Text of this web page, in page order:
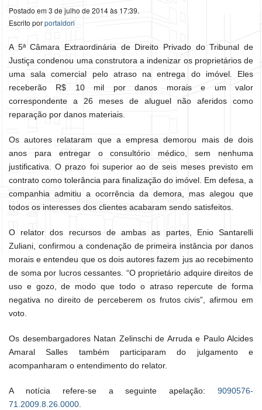
Postado em 3 de julho de 2014 às 17:39.
Escrito porportaldori
A 5ª Câmara Extraordinária de Direito Privado do Tribunal de
Justiça condenou uma construtora a indenizar os proprietários de
uma sala comercial pelo atraso na entrega do imóvel. Eles
receberão R$ 10 mil por danos morais e um valor
correspondente a 26 meses de aluguel não aferidos como
reparação por danos materiais.
Os autores relataram que a empresa demorou mais de dois
anos para entregar o consultório médico, sem nenhuma
justificativa. O prazo foi superior ao de seis meses previsto em
contrato como tolerância para finalização do imóvel. Em defesa, a
companhia admitiu a ocorrência da demora, mas alegou que
todos os interesses dos clientes acabaram sendo satisfeitos.
O relator dos recursos de ambas as partes, Enio Santarelli
Zuliani, confirmou a condenação de primeira instância por danos
morais e entendeu que os dois autores fazem jus ao recebimento
de soma por lucros cessantes. “O proprietário adquire direitos de
uso e gozo, de modo que todo o atraso repercute de forma
negativa no direito de perceberem os frutos civis”, afirmou em
voto.
Os desembargadores Natan Zelinschi de Arruda e Paulo Alcides
Amaral Salles também participaram do julgamento e
acompanharam o entendimento do relator.
A notícia refere-se a seguinte apelação: 9090576-
71.2009.8.26.0000